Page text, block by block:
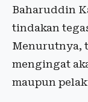
Baharuddin
tindakan
Menurutnya,
mengingat
maupun